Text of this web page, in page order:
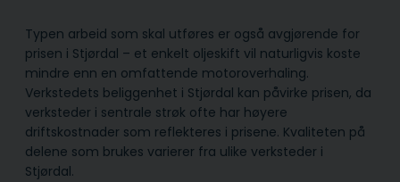
Typen arbeid som skal utføres er også avgjørende for
prisen i Stjørdal – et enkelt oljeskift vil naturligvis koste
mindre enn en omfattende motoroverhaling.
Verkstedets beliggenhet i Stjørdal kan påvirke prisen, da
verksteder i sentrale strøk ofte har høyere
driftskostnader som reflekteres i prisene. Kvaliteten på
delene som brukes varierer fra ulike verksteder i
Stjørdal.